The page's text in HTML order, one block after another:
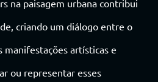
na paisagem urbana contribui
criando um diálogo entre o
manifestações artísticas e
ou representar esses